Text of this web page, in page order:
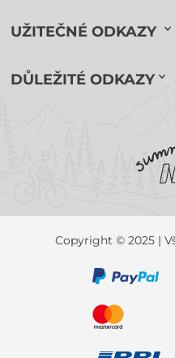
UŽITEČNÉ ODKAZY
DŮLEŽITÉ ODKAZY
Copyright © 2025 |